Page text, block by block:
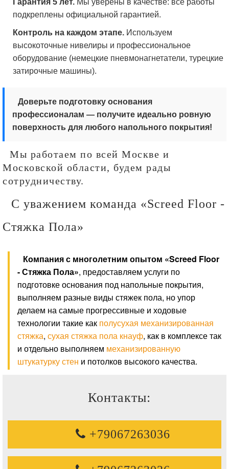
Гарантия 5 лет. Мы уверены в качестве: все работы
подкреплены официальной гарантией.
Контроль на каждом этапе. Используем
высокоточные нивелиры и профессиональное
оборудование (немецкие пневмонагнетатели, турецкие
затирочные машины).
Доверьте подготовку основания
профессионалам — получите идеально ровную
поверхность для любого напольного покрытия!
Мы работаем по всей Москве и
Московской области, будем рады
сотрудничеству.
С уважением команда «Screed Floor -
Стяжка Пола»
Компания с многолетним опытом «Screed Floor
- Стяжка Пола», предоставляем услуги по
подготовке основания под напольные покрытия,
выполняем разные виды стяжек пола, но упор
делаем на самые прогрессивные и ходовые
технологии такие как полусухая механизированная
стяжка, сухая стяжка пола кнауф, как в комплексе так
и отдельно выполняем механизированную
штукатурку стен и потолков высокого качества.
Контакты:
+79067263036